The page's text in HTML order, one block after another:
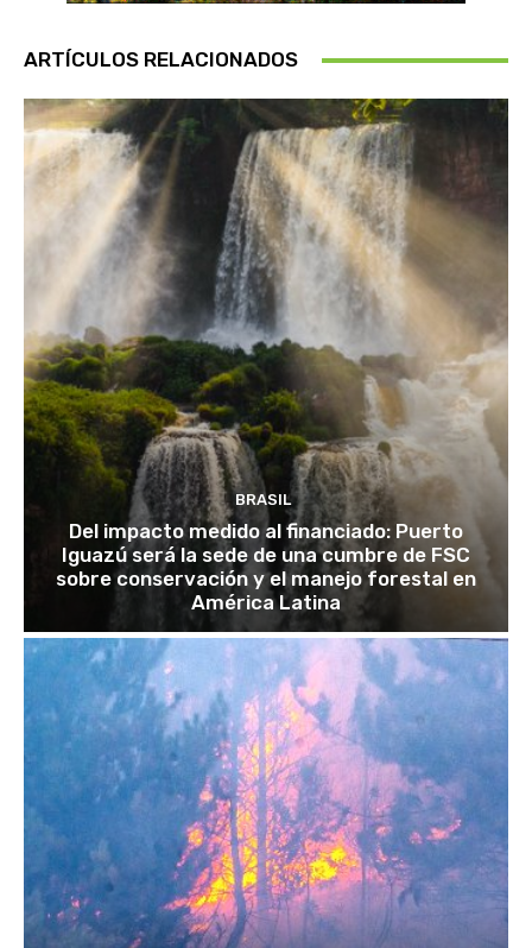
ARTÍCULOS RELACIONADOS
BRASIL
Del impacto medido al financiado: Puerto
Iguazú será la sede de una cumbre de FSC
sobre conservación y el manejo forestal en
América Latina